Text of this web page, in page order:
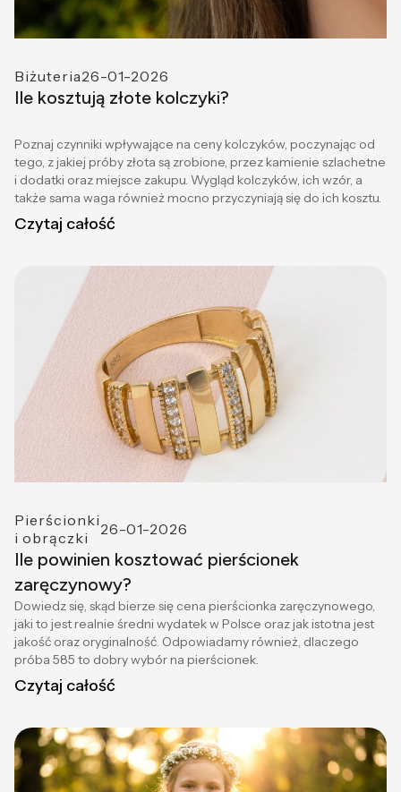
Biżuteria26-01-2026
Ile kosztują złote kolczyki?
Poznaj czynniki wpływające na ceny kolczyków, poczynając od
tego, z jakiej próby złota są zrobione, przez kamienie szlachetne
i dodatki oraz miejsce zakupu. Wygląd kolczyków, ich wzór, a
także sama waga również mocno przyczyniają się do ich kosztu.
Czytaj całość
Pierścionki
i obrączki
26-01-2026
Ile powinien kosztować pierścionek
zaręczynowy?
Dowiedz się, skąd bierze się cena pierścionka zaręczynowego,
jaki to jest realnie średni wydatek w Polsce oraz jak istotna jest
jakość oraz oryginalność. Odpowiadamy również, dlaczego
próba 585 to dobry wybór na pierścionek.
Czytaj całość